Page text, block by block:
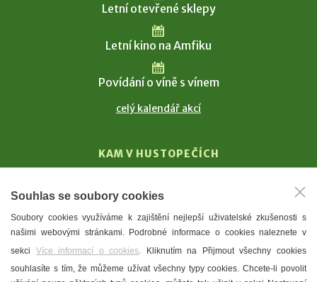
Letní otevřené sklepy
Letní kino na Amfiku
Povídání o víně s vínem
celý kalendář akcí
KAM V HUSTOPEČÍCH
T. G. Masaryk
Mandloně
Ubytování
Restaurace
Souhlas se soubory cookies
Soubory cookies využíváme k zajištění nejlepší uživatelské zkušenosti s
našimi webovými stránkami. Podrobné informace o cookies naleznete v
sekci Více informací o cookies. Kliknutím na Přijmout všechny cookies
souhlasíte s tím, že můžeme užívat všechny typy cookies. Chcete-li povolit